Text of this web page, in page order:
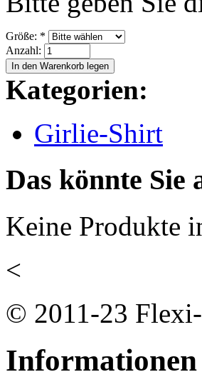
Größe: *
Anzahl:
Kategorien:
Girlie-Shirt
Das könnte Sie
Keine Produkte
<
© 2011-23
Informationen